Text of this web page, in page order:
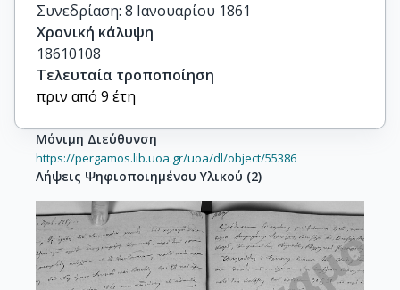
Συνεδρίαση: 8 Ιανουαρίου 1861
Χρονική κάλυψη
18610108
Τελευταία τροποποίηση
πριν από 9 έτη
Μόνιμη Διεύθυνση
https://pergamos.lib.uoa.gr/uoa/dl/object/55386
Λήψεις Ψηφιοποιημένου Υλικού (2)